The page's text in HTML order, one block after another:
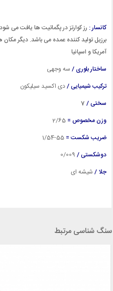
کانسار : رز کوارتز در پگماتیت ها یافت می
برزیل تولید کننده عمده می باشد. دیگر مکان
آمریکا و اسپانیا
ساختار بلوری / سه وجهی
ترکیب شیمیایی /دی اکسید سیلیکون
سختی /
وزن مخصوص = /65
ضریب شکست =
دوشکستی /
جلا / شیشه ای
سنگ شناسی مرتبط